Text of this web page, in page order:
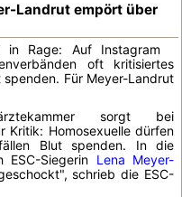
Landrut empört über
in Rage: Auf Instagram
oft kritisiertes
Für Meyer-Landrut
sorgt bei
Kritik: Homosexuelle dürfen
Blut spenden. In die
Siegerin Lena Meyer-
schrieb die ESC-